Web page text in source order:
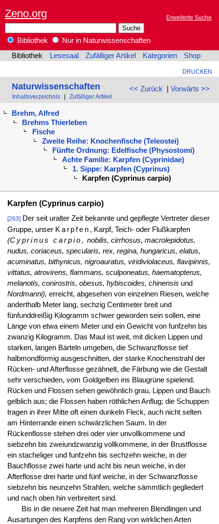
Zeno.org Erweiterte Suche
Bibliothek
Nur in Naturwissenschaften
Bibliothek
Lesesaal Zufälliger Artikel Kategorien Shop
DRUCKEN
<< Zurück | Vorwärts >>
Naturwissenschaften
Inhaltsverzeichnis Zufälliger Artikel
Brehm, Alfred
Brehms Thierleben
Fische
Zweite Reihe: Knochenfische (Teleostei)
Fünfte Ordnung: Edelfische (Physostomi)
Achte Familie: Karpfen (Cyprinidae)
1. Sippe: Karpfen (Cyprinus)
Karpfen (Cyprinus carpio)
Karpfen (Cyprinus carpio)
[263]Der seit uralter Zeit bekannte und gepflegte Vertreter dieser
Gruppe, unser Karpfen , Karpf, Teich- oder Flußkarpfen
(Cyprinus carpio, nobilis, cirrhosus, macrolepidotus,
nudus, coriaceus, specularis, rex, regina, hungaricus, elatus,
acuminatus, bithynicus, nigroauratus, viridiviolaceus, flavipinnis,
vittatus, atrovirens, flammans, sculponeatus, haematopterus,
melanotis, conirostris, obesus, hybiscoides, chinensis und
Nordmanni), erreicht, abgesehen von einzelnen Riesen, welche
anderthalb Meter lang, sechzig Centimeter breit und
fünfunddreißig Kilogramm schwer geworden sein sollen, eine
Länge von etwa einem Meter und ein Gewicht von funfzehn bis
zwanzig Kilogramm. Das Maul ist weit, mit dicken Lippen und
starken, langen Bärteln umgeben, die Schwanzflosse tief
halbmondförmig ausgeschnitten, der starke Knochenstrahl der
Rücken- und Afterflosse gezähnelt, die Färbung wie die Gestalt
sehr verschieden, vom Goldgelben ins Blaugrüne spielend.
Rücken und Flossen sehen gewöhnlich grau, Lippen und Bauch
gelblich aus; die Flossen haben röthlichen Anflug; die Schuppen
tragen in ihrer Mitte oft einen dunkeln Fleck, auch nicht selten
am Hinterrande einen schwärzlichen Saum. In der
Rückenflosse stehen drei oder vier unvollkommene und
siebzehn bis zweiundzwanzig vollkommene, in der Brustflosse
ein stacheliger und funfzehn bis sechzehn weiche, in der
Bauchflosse zwei harte und acht bis neun weiche, in der
Afterflosse drei harte und fünf weiche, in der Schwanzflosse
siebzehn bis neunzehn Strahlen, welche sämmtlich gegliedert
und nach oben hin verbreitert sind.
Bis in die neuere Zeit hat man mehreren Blendlingen und
Ausartungen des Karpfens den Rang von wirklichen Arten